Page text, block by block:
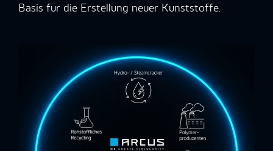
DE
Basis für die Erstellung neuer Kunststoffe.